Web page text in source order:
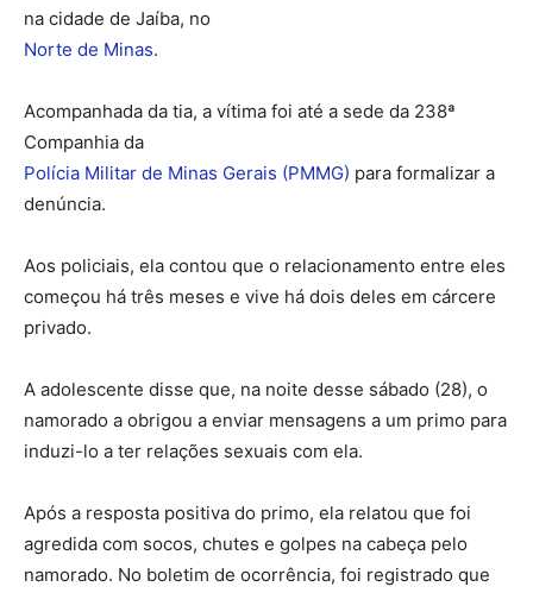
na cidade de Jaíba, no
Norte de Minas.
Acompanhada da tia, a vítima foi até a sede da 238ª
Companhia da
Polícia Militar de Minas Gerais (PMMG) para formalizar a
denúncia.
Aos policiais, ela contou que o relacionamento entre eles
começou há três meses e vive há dois deles em cárcere
privado.
A adolescente disse que, na noite desse sábado (28), o
namorado a obrigou a enviar mensagens a um primo para
induzi-lo a ter relações sexuais com ela.
Após a resposta positiva do primo, ela relatou que foi
agredida com socos, chutes e golpes na cabeça pelo
namorado. No boletim de ocorrência, foi registrado que